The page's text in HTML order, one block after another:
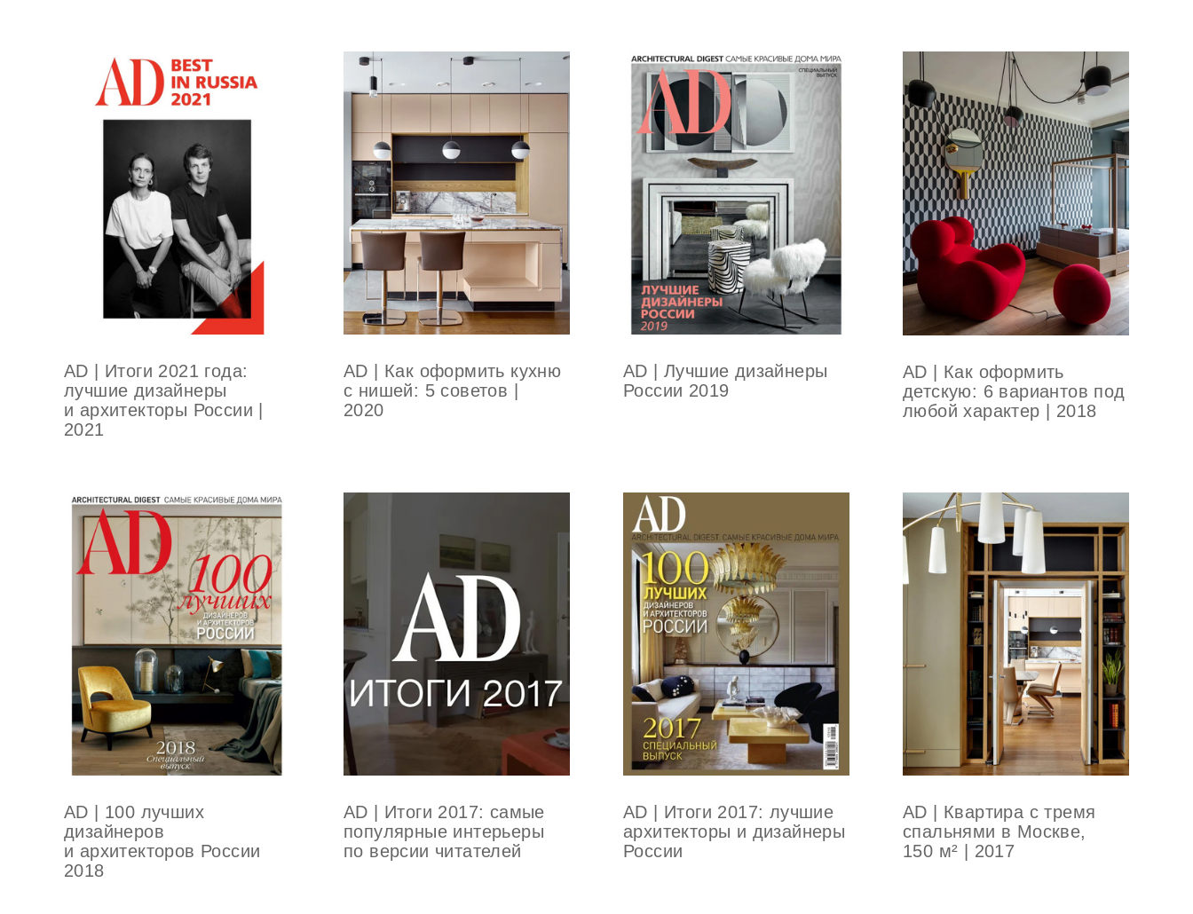
AD | Итоги 2021 года:
лучшие дизайнеры
и архитекторы России |
2021
AD | Как оформить кухню
с нишей: 5 советов |
2020
AD | Лучшие дизайнеры
России 2019
AD | Как оформить
детскую: 6 вариантов под
любой характер | 2018
AD | 100 лучших
дизайнеров
и архитекторов России
2018
AD | Итоги 2017: самые
популярные интерьеры
по версии читателей
AD | Итоги 2017: лучшие
архитекторы и дизайнеры
России
AD | Квартира с тремя
спальнями в Москве,
150 м² | 2017